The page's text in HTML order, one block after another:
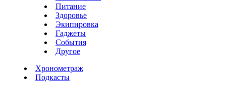
Питание
Здоровье
Экипировка
Гаджеты
События
Другое
Хронометраж
Подкасты